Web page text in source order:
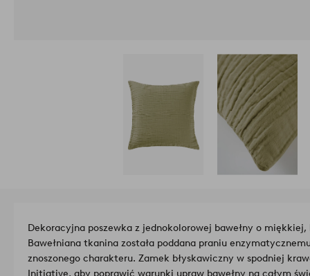
Dekoracyjna poszewka z jednokolorowej bawełny o
Bawełniana tkanina została poddana praniu
znoszonego charakteru. Zamek błyskawiczny w spodniej
Initiative, aby poprawić warunki upraw bawełny na całym